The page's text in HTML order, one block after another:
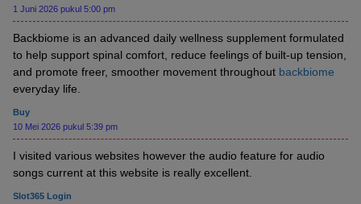
1 Juni 2026 pukul 5:00 pm
Backbiome is an advanced daily wellness supplement formulated
to help support spinal comfort, reduce feelings of built-up tension,
and promote freer, smoother movement throughout backbiome
everyday life.
Buy
10 Mei 2026 pukul 5:39 pm
I visited various websites however the audio feature for audio
songs current at this website is really excellent.
Slot365 Login